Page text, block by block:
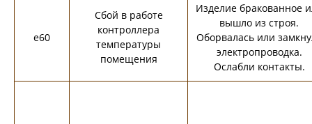
e60
Сбой в работе
контроллера
температуры
помещения
Изделие бракованное
вышло из строя.
Оборвалась или
электропроводка.
Ослабли контакты.